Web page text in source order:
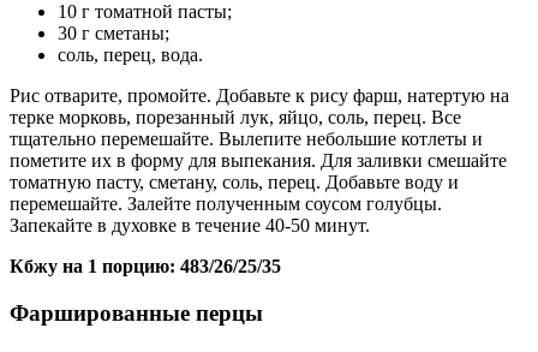
10 г томатной пасты;
30 г сметаны;
соль, перец, вода.
Рис отварите, промойте. Добавьте к рису фарш, натертую на
терке морковь, порезанный лук, яйцо, соль, перец. Все
тщательно перемешайте. Вылепите небольшие котлеты и
пометите их в форму для выпекания. Для заливки смешайте
томатную пасту, сметану, соль, перец. Добавьте воду и
перемешайте. Залейте полученным соусом голубцы.
Запекайте в духовке в течение 40-50 минут.
Кбжу на 1 порцию: 483/26/25/35
Фаршированные перцы